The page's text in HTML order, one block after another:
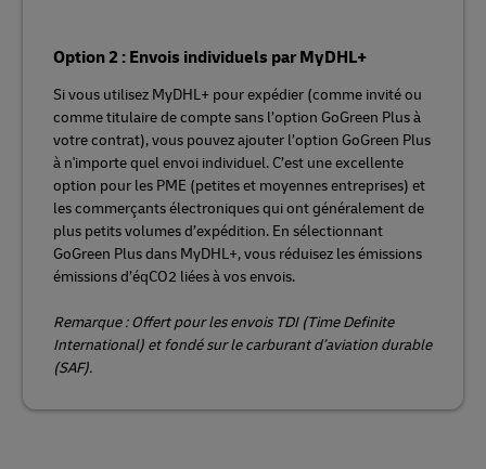
Option 2 : Envois individuels par MyDHL+
Si vous utilisez MyDHL+ pour expédier (comme invité ou
comme titulaire de compte sans l’option GoGreen Plus à
votre contrat), vous pouvez ajouter l’option GoGreen Plus
à n'importe quel envoi individuel. C’est une excellente
option pour les PME (petites et moyennes entreprises) et
les commerçants électroniques qui ont généralement de
plus petits volumes d’expédition. En sélectionnant
GoGreen Plus dans MyDHL+, vous réduisez les émissions
émissions d’éqCO2 liées à vos envois.
Remarque : Offert pour les envois TDI (Time Definite
International) et fondé sur le carburant d’aviation durable
(SAF).